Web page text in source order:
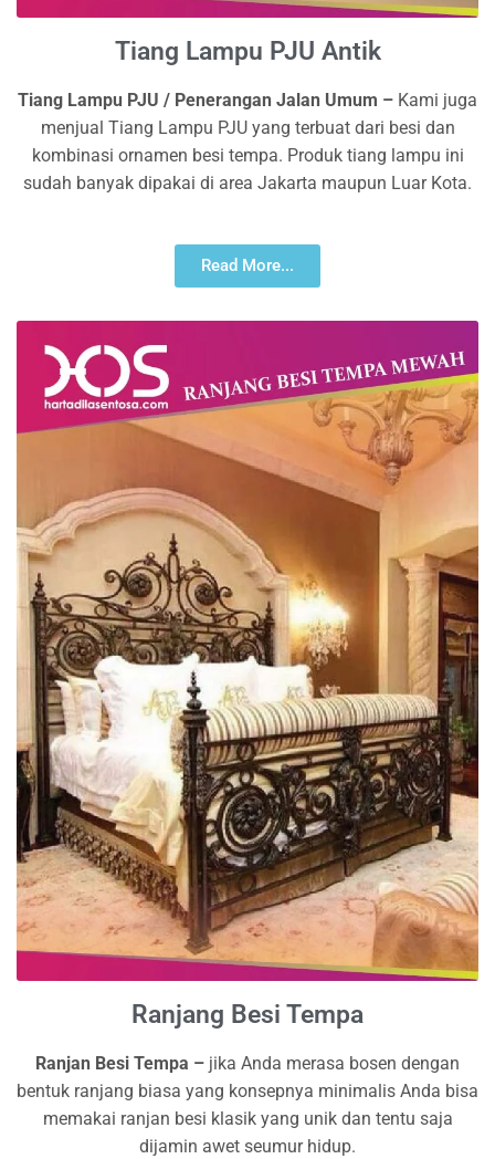
Tiang Lampu PJU Antik
Tiang Lampu PJU / Penerangan Jalan Umum – Kami juga
menjual Tiang Lampu PJU yang terbuat dari besi dan
kombinasi ornamen besi tempa. Produk tiang lampu ini
sudah banyak dipakai di area Jakarta maupun Luar Kota.
Read More...
Ranjang Besi Tempa
Ranjan Besi Tempa – jika Anda merasa bosen dengan
bentuk ranjang biasa yang konsepnya minimalis Anda bisa
memakai ranjan besi klasik yang unik dan tentu saja
dijamin awet seumur hidup.